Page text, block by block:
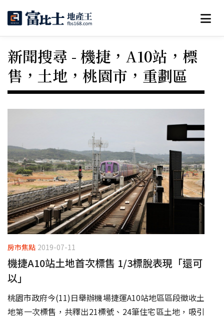
新聞搜尋 - 機捷，A10站，標
售，土地，桃園市，重劃區
房市焦點 2019-07-11
機捷A10站土地首次標售 1/3標脫表現「還可
以」
桃園市政府今(11)日舉辦機場捷運A10站地區區段徵收土
地第一次標售，共釋出21標號、24筆住宅區土地，吸引